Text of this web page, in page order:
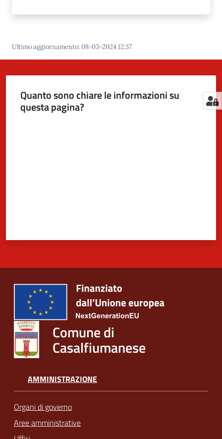
Ultimo aggiornamento:08-03-2024 12:37
Quanto sono chiare le informazioni su
questa pagina?
Comune di
Casalfiumanese
AMMINISTRAZIONE
Organi di governo
Aree amministrative